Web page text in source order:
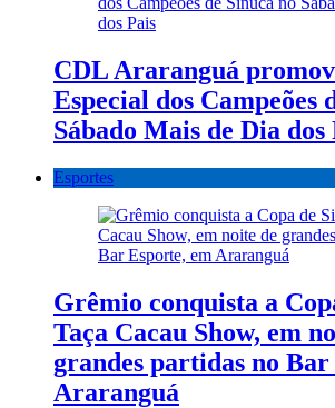
CDL Araranguá
Especial dos Campeões
Sábado Mais de Dia dos
Esportes
Grêmio conquista a
Taça Cacau Show, em
grandes partidas no
Araranguá